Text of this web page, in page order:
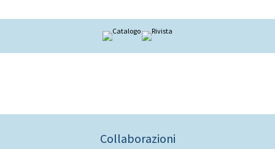
Collaborazioni